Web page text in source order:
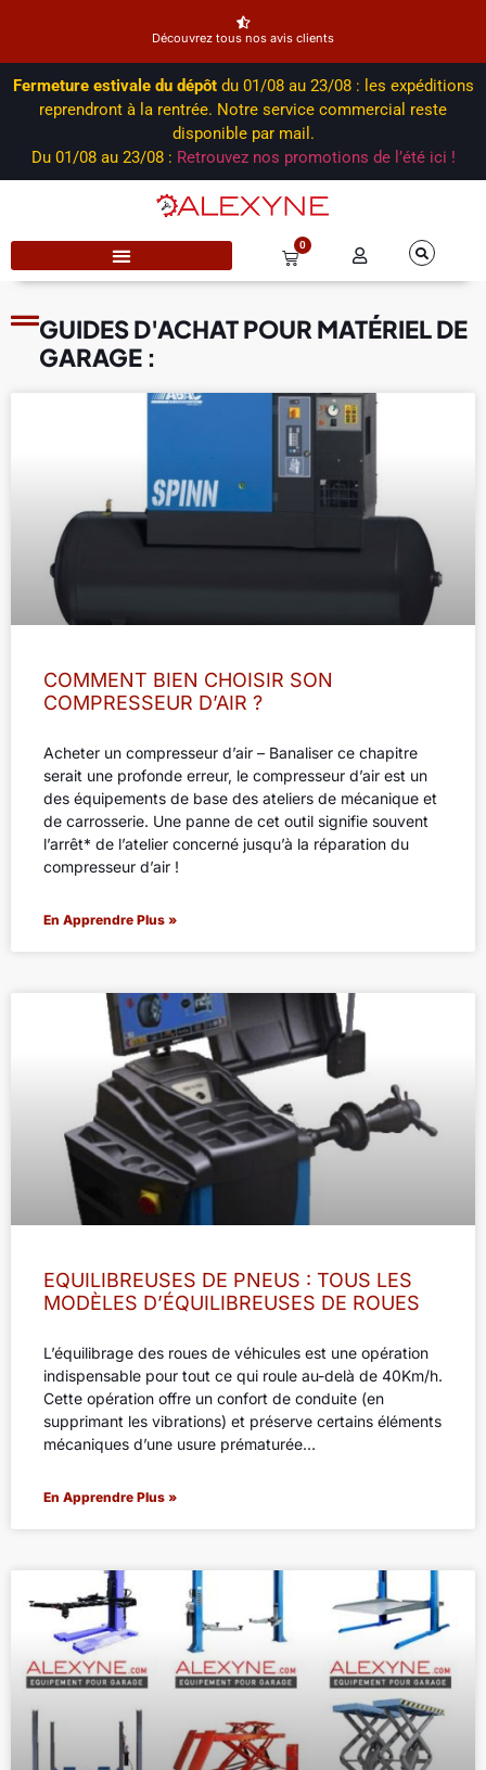
Découvrez tous nos avis clients
Fermeture estivale du dépôtdu 01/08 au 23/08 : les expéditions
reprendront à la rentrée. Notre service commercial reste
disponible par mail.
Du 01/08 au 23/08 : Retrouvez nos promotions de l’été ici !
0
GUIDES D'ACHAT POUR MATÉRIEL DE
GARAGE :
COMMENT BIEN CHOISIR SON
COMPRESSEUR D’AIR ?
Acheter un compresseur d’air – Banaliser ce chapitre
serait une profonde erreur, le compresseur d’air est un
des équipements de base des ateliers de mécanique et
de carrosserie. Une panne de cet outil signifie souvent
l’arrêt* de l’atelier concerné jusqu’à la réparation du
compresseur d’air !
En Apprendre Plus »
EQUILIBREUSES DE PNEUS : TOUS LES
MODÈLES D’ÉQUILIBREUSES DE ROUES
L’équilibrage des roues de véhicules est une opération
indispensable pour tout ce qui roule au-delà de 40Km/h.
Cette opération offre un confort de conduite (en
supprimant les vibrations) et préserve certains éléments
mécaniques d’une usure prématurée…
En Apprendre Plus »